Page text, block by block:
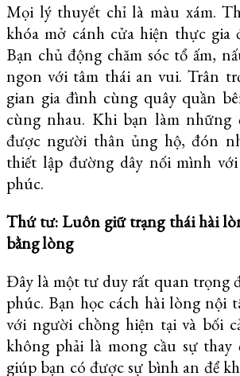
Mọi lý thuyết chỉ là màu xám.
khóa mở cánh cửa hiện thực gia
Bạn chủ động chăm sóc tổ ấm,
ngon với tâm thái an vui. Trân
gian gia đình cùng quây quần
cùng nhau. Khi bạn làm những
được người thân ủng hộ, đón
thiết lập đường dây nối mình
phúc.
Thứ tư: Luôn giữ trạng thái hài
bằng lòng
Đây là một tư duy rất quan trọng
phúc. Bạn học cách hài lòng nội
với người chồng hiện tại và bối
không phải là mong cầu sự
giúp bạn có được sự bình an để